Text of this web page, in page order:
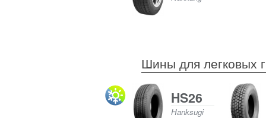
Шины для легковых
HS26
Hanksugi